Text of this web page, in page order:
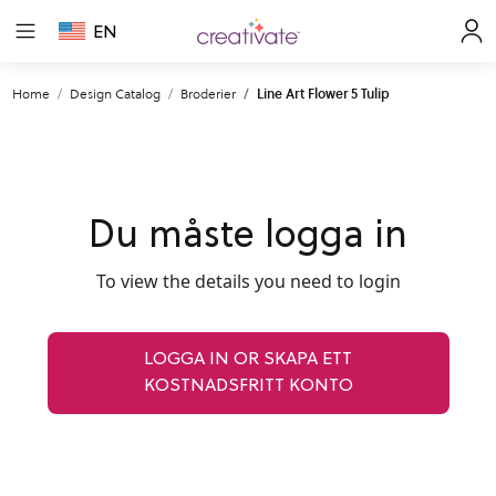
EN
Home Design Catalog Broderier Line Art Flower 5 Tulip
Du måste logga in
To view the details you need to login
LOGGA IN OR SKAPA ETT
KOSTNADSFRITT KONTO